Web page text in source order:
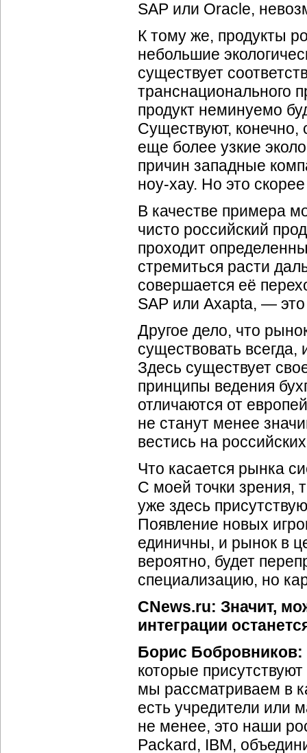
SAP или Oracle,
К тому же, продукты
небольшие
существует
транснационального
продукт неминуемо
Существуют, конечно,
еще более узкие
причин западные
ноу-хау. Но это
В качестве примера
чисто российский
проходит
стремиться расти
совершается её
SAP или Axapta, —
Другое дело, что
существовать
Здесь существует
принципы ведения
отличаются от
не станут менее
вестись на
Что касается рынка
С моей точки зрения,
уже здесь
Появление новых
единичны, и рынок в
вероятно, будет
специализацию, но
CNews.ru: Значит,
интеграции
Борис Бобровников:
которые
мы рассматриваем в
есть учредители или
не менее, это наши
Packard, IBM,